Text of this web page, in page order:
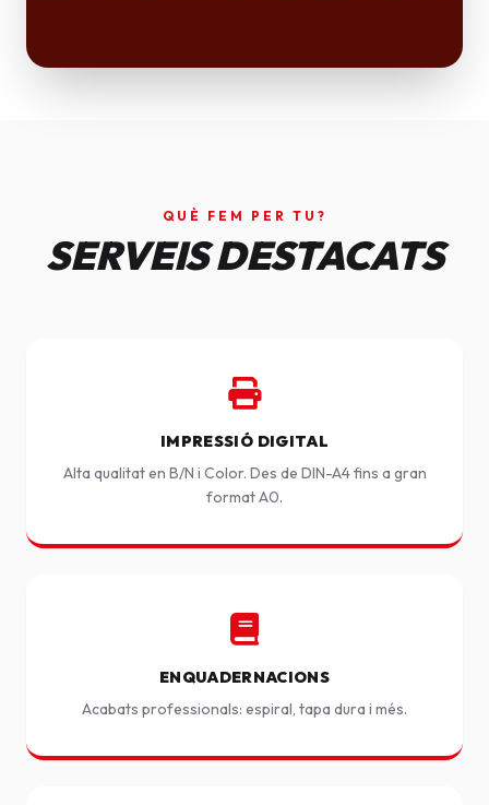
QUÈ FEM PER TU?
SERVEIS DESTACATS
IMPRESSIÓ DIGITAL
Alta qualitat en B/N i Color. Des de DIN-A4 fins a gran
format A0.
ENQUADERNACIONS
Acabats professionals: espiral, tapa dura i més.